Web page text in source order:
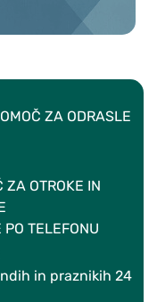
ZA ODRASLE
ZA OTROKE IN
PO TELEFONU
in praznikih 24